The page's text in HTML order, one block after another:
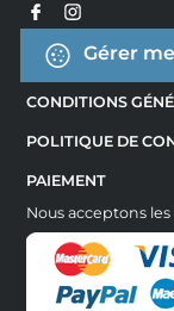
Gérer
CONDITIONS
POLITIQUE DE
PAIEMENT
Nous acceptons